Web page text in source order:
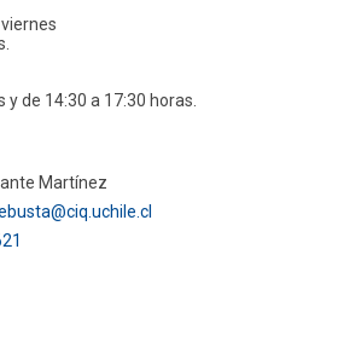
y de 14:30 a 17:30 horas.
Martínez